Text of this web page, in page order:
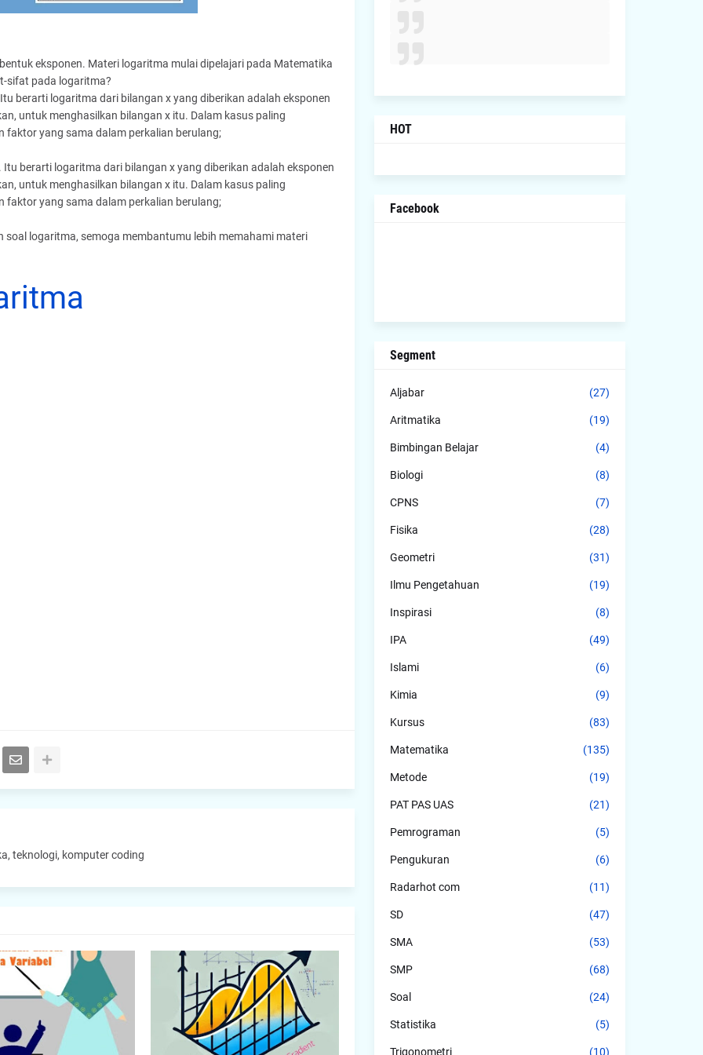
eksponen. Materi logaritma mulai dipelajari pada Matematika
sifat pada logaritma?
berarti logaritma dari bilangan x yang diberikan adalah eksponen
untuk menghasilkan bilangan x itu. Dalam kasus paling
yang sama dalam perkalian berulang;
berarti logaritma dari bilangan x yang diberikan adalah eksponen
untuk menghasilkan bilangan x itu. Dalam kasus paling
yang sama dalam perkalian berulang;
logaritma, semoga membantumu lebih memahami materi
teknologi, komputer coding
HOT
Facebook
Segment
Aljabar (27)
Aritmatika (19)
Bimbingan Belajar (4)
Biologi (8)
CPNS (7)
Fisika (28)
Geometri (31)
Ilmu Pengetahuan (19)
Inspirasi (8)
IPA (49)
Islami (6)
Kimia (9)
Kursus (83)
Matematika (135)
Metode (19)
PAT PAS UAS (21)
Pemrograman (5)
Pengukuran (6)
Radarhot com (11)
SD (47)
SMA (53)
SMP (68)
Soal (24)
Statistika (5)
Trigonometri (10)